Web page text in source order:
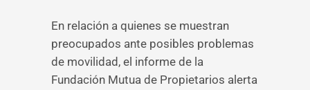
En relación a quienes se muestran
preocupados ante posibles problemas
de movilidad, el informe de la
Fundación Mutua de Propietarios alerta